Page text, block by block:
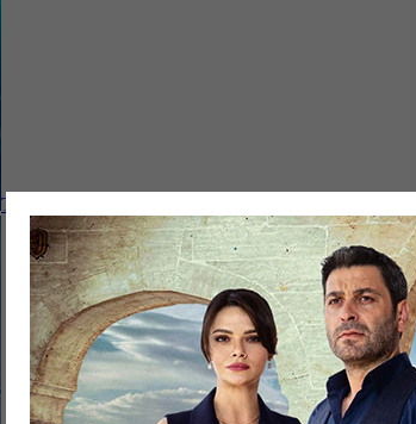
Тағдырлас тамырлар